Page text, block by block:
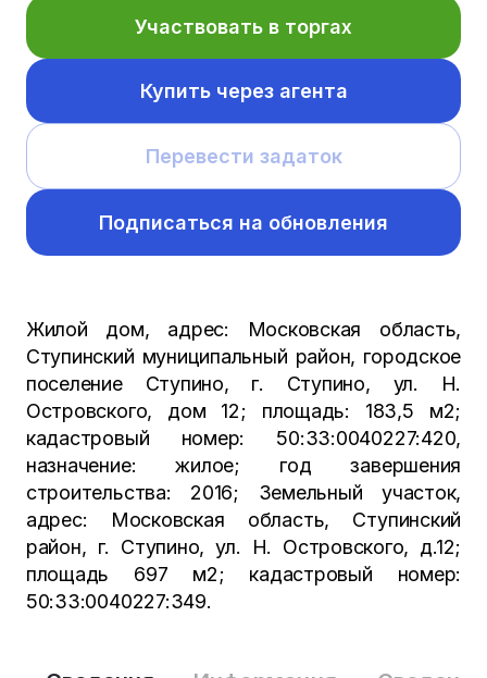
Участвовать в торгах
Купить через агента
Перевести задаток
Подписаться на обновления
Жилой дом, адрес: Московская область,
Ступинский муниципальный район, городское
поселение Ступино, г. Ступино, ул. Н.
Островского, дом 12; площадь: 183,5 м2;
кадастровый номер: 50:33:0040227:420,
назначение: жилое; год завершения
строительства: 2016; Земельный участок,
адрес: Московская область, Ступинский
район, г. Ступино, ул. Н. Островского, д.12;
площадь 697 м2; кадастровый номер:
50:33:0040227:349.